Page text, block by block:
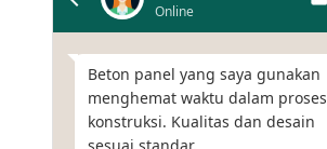
Online
Beton panel yang saya gunakan
menghemat waktu dalam proses
konstruksi. Kualitas dan desain